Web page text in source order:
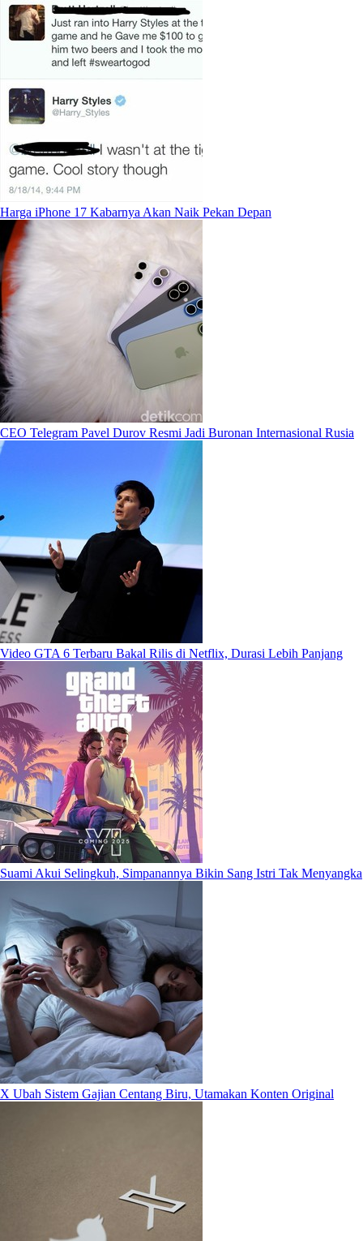
Harga iPhone 17 Kabarnya Akan Naik Pekan Depan
CEO Telegram Pavel Durov Resmi Jadi Buronan Internasional Rusia
Video GTA 6 Terbaru Bakal Rilis di Netflix, Durasi Lebih Panjang
Suami Akui Selingkuh, Simpanannya Bikin Sang Istri Tak Menyangka
X Ubah Sistem Gajian Centang Biru, Utamakan Konten Original